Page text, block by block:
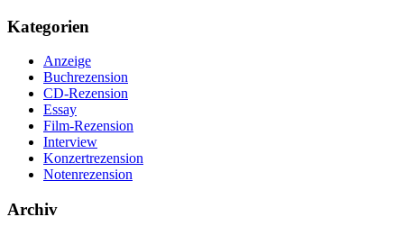
Kategorien
Anzeige
Buchrezension
CD-Rezension
Essay
Film-Rezension
Interview
Konzertrezension
Notenrezension
Archiv